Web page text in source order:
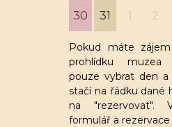
30 31 1 2
Pokud máte
prohlídku muzea
pouze vybrat den
stačí na řádku dané
na "rezervovat".
formulář a